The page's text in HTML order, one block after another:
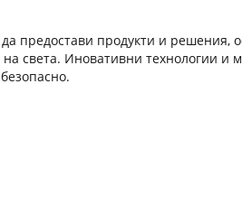
предостави продукти и решения,
света. Иновативни технологии и